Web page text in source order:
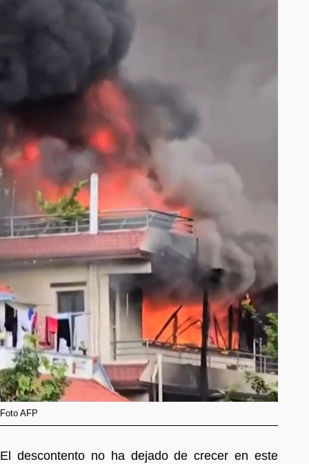
Foto AFP
El descontento no ha dejado de crecer en este